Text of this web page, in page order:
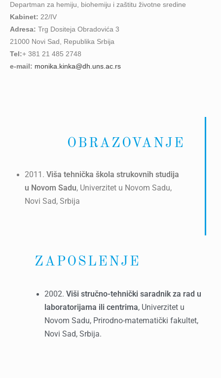
Departman za hemiju, biohemiju i zaštitu životne sredine
Kabinet: 22/IV
Adresa: Trg Dositeja Obradovića 3
21000 Novi Sad, Republika Srbija
Tel:+ 381 21 485 2748
e-mail: monika.kinka@dh.uns.ac.rs
OBRAZOVANJE
2011. Viša tehnička škola strukovnih studija
u Novom Sadu, Univerzitet u Novom Sadu,
Novi Sad, Srbija
ZAPOSLENJE
2002. Viši stručno-tehnički saradnik za rad u
laboratorijama ili centrima, Univerzitet u
Novom Sadu, Prirodno-matematički fakultet,
Novi Sad, Srbija.